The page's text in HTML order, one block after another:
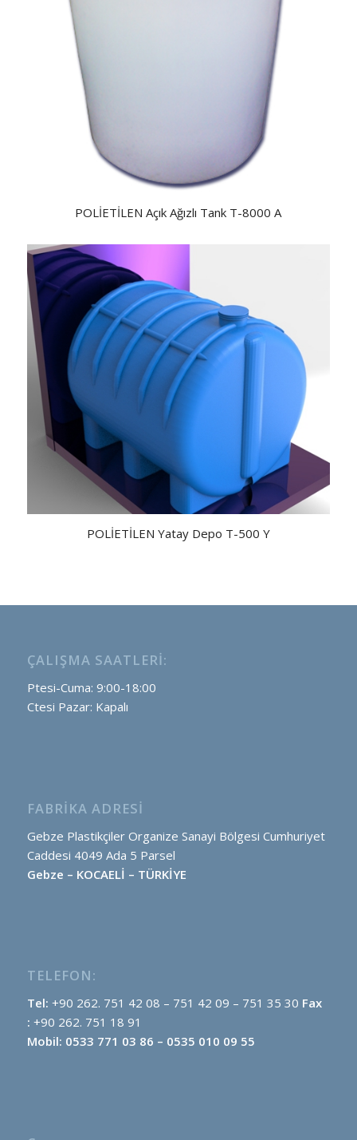
POLİETİLEN Açık Ağızlı Tank T-8000 A
POLİETİLEN Yatay Depo T-500 Y
ÇALIŞMA SAATLERI:
Ptesi-Cuma: 9:00-18:00
Ctesi Pazar: Kapalı
FABRIKA ADRESI
Gebze Plastikçiler Organize Sanayi Bölgesi Cumhuriyet
Caddesi 4049 Ada 5 Parsel
Gebze – KOCAELİ – TÜRKİYE
TELEFON:
Tel: +90 262. 751 42 08 – 751 42 09 – 751 35 30 Fax
: +90 262. 751 18 91
Mobil: 0533 771 03 86 – 0535 010 09 55